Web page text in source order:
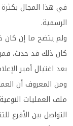
في هذا المجال
الرسمية.
ولم يتضح ما إن كان
كان ذلك قد حدث،
بعد اغتيال أمير
ومن المعروف أن
ملف العمليات
التواصل بين الأفرع